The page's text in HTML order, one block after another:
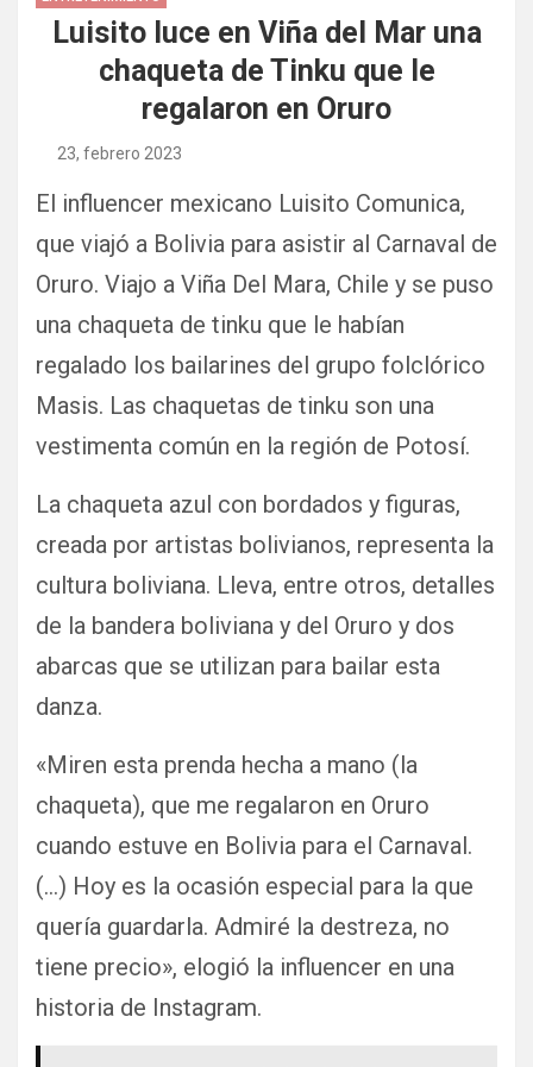
Luisito luce en Viña del Mar una
chaqueta de Tinku que le
regalaron en Oruro
23, febrero 2023
El influencer mexicano Luisito Comunica,
que viajó a Bolivia para asistir al Carnaval de
Oruro. Viajo a Viña Del Mara, Chile y se puso
una chaqueta de tinku que le habían
regalado los bailarines del grupo folclórico
Masis. Las chaquetas de tinku son una
vestimenta común en la región de Potosí.
La chaqueta azul con bordados y figuras,
creada por artistas bolivianos, representa la
cultura boliviana. Lleva, entre otros, detalles
de la bandera boliviana y del Oruro y dos
abarcas que se utilizan para bailar esta
danza.
«Miren esta prenda hecha a mano (la
chaqueta), que me regalaron en Oruro
cuando estuve en Bolivia para el Carnaval.
(…) Hoy es la ocasión especial para la que
quería guardarla. Admiré la destreza, no
tiene precio», elogió la influencer en una
historia de Instagram.